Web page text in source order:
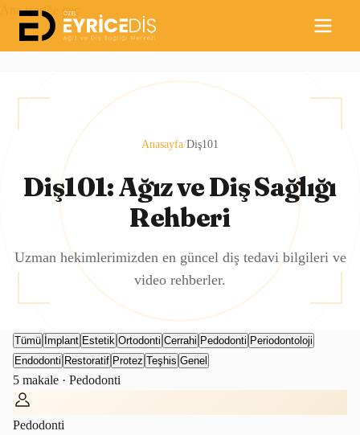
Ana içeriğe geç
Anasayfa/Diş101
Diş101: Ağız ve Diş Sağlığı
Rehberi
Uzman hekimlerimizden en güncel diş tedavi bilgileri ve
video rehberler.
Tümü İmplant Estetik Ortodonti Cerrahi Pedodonti Periodontoloji
Endodonti Restoratif Protez Teşhis Genel
5 makale · Pedodonti
Pedodonti